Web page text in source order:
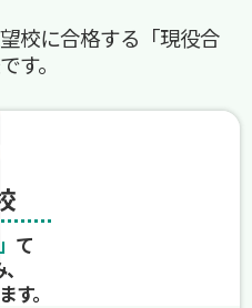
校に合格する「現役合
す。
て
す。